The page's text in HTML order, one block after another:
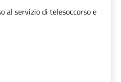
al servizio di telesoccorso e